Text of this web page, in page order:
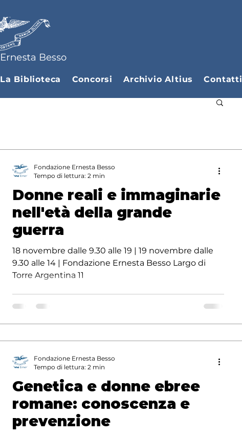
La Biblioteca Concorsi Archivio Altius Contatti
Donne reali e immaginarie
nell'età della grande
guerra
18 novembre dalle 9.30 alle 19 | 19 novembre dalle
9.30 alle 14 | Fondazione Ernesta Besso Largo di
Torre Argentina 11
Fondazione Ernesta Besso
Tempo di lettura: 2 min
Genetica e donne ebree
romane: conoscenza e
prevenzione
Fondazione Ernesta Besso
Tempo di lettura: 2 min